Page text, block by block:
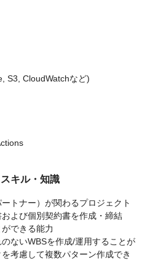
S3, CloudWatchなど)
キル・知識
トナー）が関わるプロジェクト
よび個別契約書を作成・締結
できる能力
ないWBSを作成/運用することが
考慮して複数パターン作成でき